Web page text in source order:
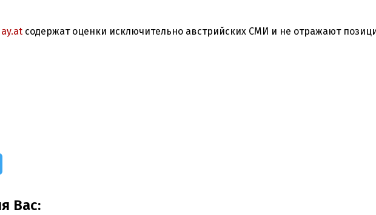
содержат оценки исключительно австрийских СМИ и не отражают
Вас: